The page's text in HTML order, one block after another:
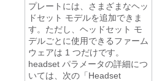
プレートには、さまざまなヘッ
ドセット モデルを追加できま
す。ただし、ヘッドセット モ
デルごとに使用できるファーム
ウェアは 1 つだけです。
headset パラメータの詳細につ
いては、次の「Headset